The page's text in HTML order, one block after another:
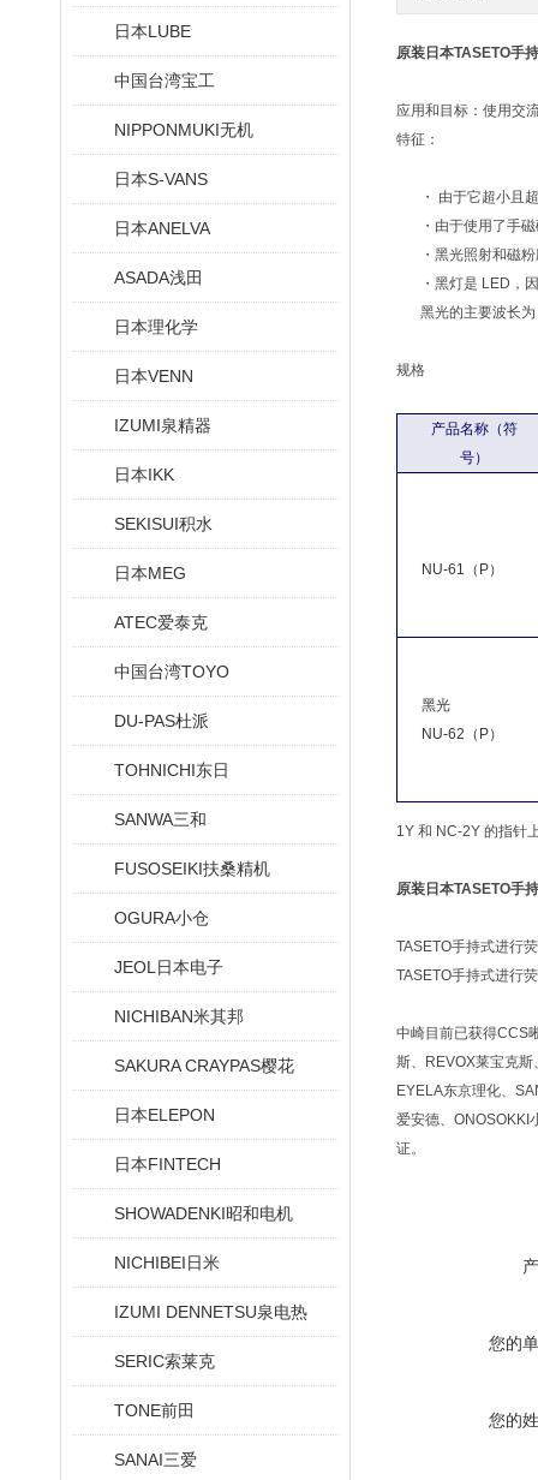
日本LUBE
中国台湾宝工
NIPPONMUKI无机
日本S-VANS
日本ANELVA
ASADA浅田
日本理化学
日本VENN
IZUMI泉精器
日本IKK
SEKISUI积水
日本MEG
ATEC爱泰克
中国台湾TOYO
DU-PAS杜派
TOHNICHI东日
SANWA三和
FUSOSEIKI扶桑精机
OGURA小仓
JEOL日本电子
NICHIBAN米其邦
SAKURA CRAYPAS樱花
日本ELEPON
日本FINTECH
SHOWADENKI昭和电机
NICHIBEI日米
IZUMI DENNETSU泉电热
SERIC索莱克
TONE前田
SANAI三爱
原装日本TASETO手
应用和目标：使用交
特征：
・ 由于它超小且
・由于使用了手
・黑光照射和磁
・黑灯是 LED，
黑光的主要波长
规格
产品名称（符
号）
NU-61（P）
黑光
NU-62（P）
1Y 和 NC-2Y 的指针
原装日本TASETO手
TASETO手持式进行
TASETO手持式进行
中崎目前已获得CCS
斯、REVOX莱宝克斯
EYELA东京理化、
爱安德、ONOSOKKI
证。
您的
您的